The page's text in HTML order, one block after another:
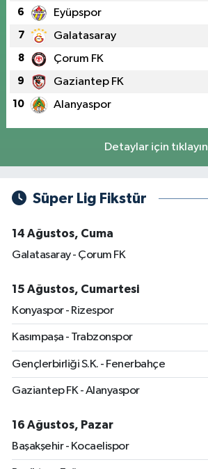
6 Eyüpspor
7 Galatasaray
8 Çorum FK
9 Gaziantep FK
10 Alanyaspor
Detaylar için tıklayın
Süper Lig Fikstür
14 Ağustos, Cuma
Galatasaray - Çorum FK
15 Ağustos, Cumartesi
Konyaspor - Rizespor
Kasımpaşa - Trabzonspor
Gençlerbirliği S.K. - Fenerbahçe
Gaziantep FK - Alanyaspor
16 Ağustos, Pazar
Başakşehir - Kocaelispor